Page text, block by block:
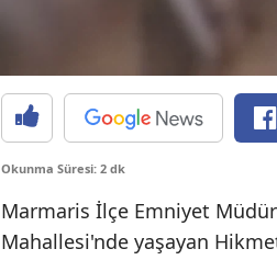
Okunma Süresi: 2 dk
Marmaris İlçe Emniyet
Mahallesi'nde yaşayan